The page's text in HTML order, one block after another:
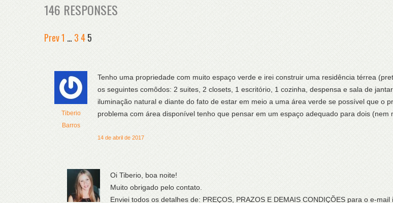
146 RESPONSES
Prev1 …3 45
Tiberio
Barros
Tenho uma propriedade com muito espaço verde e irei construir uma residência térrea
os seguintes comôdos: 2 suites, 2 closets, 1 escritório, 1 cozinha, despensa e sala de
iluminação natural e diante do fato de estar em meio a uma área verde se possível que o
problema com área disponível tenho que pensar em um espaço adequado para dois
14 de abril de 2017
Oi Tiberio, boa noite!
Muito obrigado pelo contato.
Enviei todos os detalhes de: PREÇOS, PRAZOS E DEMAIS CONDIÇÕES para o e-mail